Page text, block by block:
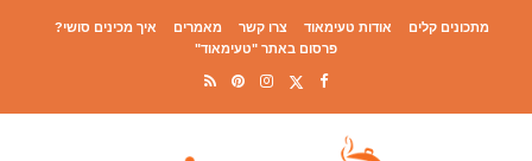
מתכונים קלים אודות טעימאוד צרו קשר מאמרים
איך מכינים סושי?
פרסום באתר "טעימאוד"